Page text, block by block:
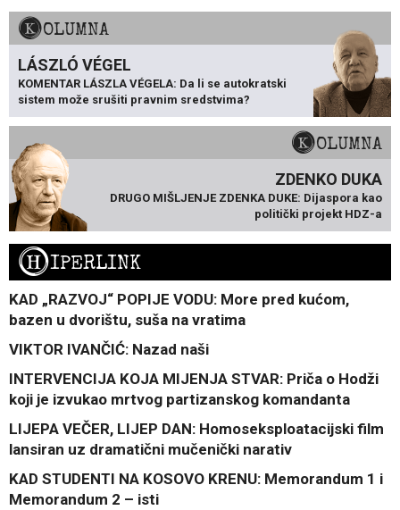
KOLUMNA
LÁSZLÓ VÉGEL
KOMENTAR LÁSZLA VÉGELA: Da li se autokratski
sistem može srušiti pravnim sredstvima?
KOLUMNA
ZDENKO DUKA
DRUGO MIŠLJENJE ZDENKA DUKE: Dijaspora kao
politički projekt HDZ-a
HIPERLINK
KAD „RAZVOJ“ POPIJE VODU: More pred kućom,
bazen u dvorištu, suša na vratima
VIKTOR IVANČIĆ: Nazad naši
INTERVENCIJA KOJA MIJENJA STVAR: Priča o Hodži
koji je izvukao mrtvog partizanskog komandanta
LIJEPA VEČER, LIJEP DAN: Homoseksploatacijski film
lansiran uz dramatični mučenički narativ
KAD STUDENTI NA KOSOVO KRENU: Memorandum 1 i
Memorandum 2 – isti